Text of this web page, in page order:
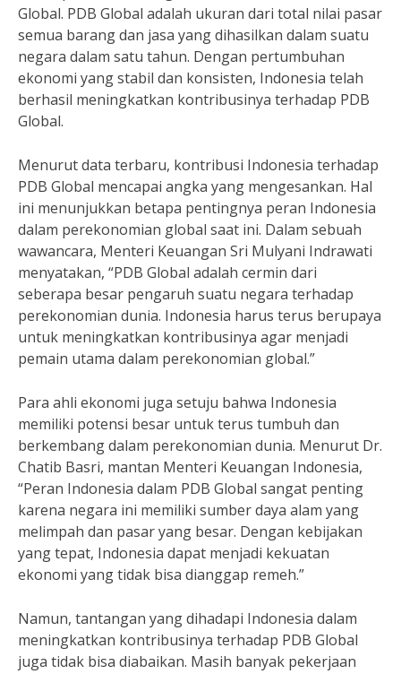
Global. PDB Global adalah ukuran dari total nilai pasar
semua barang dan jasa yang dihasilkan dalam suatu
negara dalam satu tahun. Dengan pertumbuhan
ekonomi yang stabil dan konsisten, Indonesia telah
berhasil meningkatkan kontribusinya terhadap PDB
Global.
Menurut data terbaru, kontribusi Indonesia terhadap
PDB Global mencapai angka yang mengesankan. Hal
ini menunjukkan betapa pentingnya peran Indonesia
dalam perekonomian global saat ini. Dalam sebuah
wawancara, Menteri Keuangan Sri Mulyani Indrawati
menyatakan, “PDB Global adalah cermin dari
seberapa besar pengaruh suatu negara terhadap
perekonomian dunia. Indonesia harus terus berupaya
untuk meningkatkan kontribusinya agar menjadi
pemain utama dalam perekonomian global.”
Para ahli ekonomi juga setuju bahwa Indonesia
memiliki potensi besar untuk terus tumbuh dan
berkembang dalam perekonomian dunia. Menurut Dr.
Chatib Basri, mantan Menteri Keuangan Indonesia,
“Peran Indonesia dalam PDB Global sangat penting
karena negara ini memiliki sumber daya alam yang
melimpah dan pasar yang besar. Dengan kebijakan
yang tepat, Indonesia dapat menjadi kekuatan
ekonomi yang tidak bisa dianggap remeh.”
Namun, tantangan yang dihadapi Indonesia dalam
meningkatkan kontribusinya terhadap PDB Global
juga tidak bisa diabaikan. Masih banyak pekerjaan